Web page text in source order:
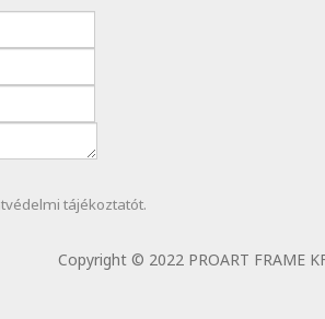
tájékoztatót.
Copyright © 2022 PROART FRAME